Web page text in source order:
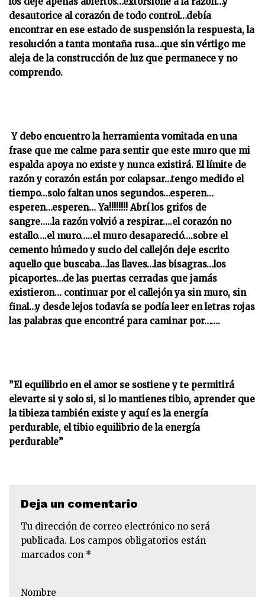
desautorice al corazón de todo control…debía
encontrar en ese estado de suspensión la respuesta, la
resolución a tanta montaña rusa…que sin vértigo me
aleja de la construcción de luz que permanece y no
comprendo.
Y debo encuentro la herramienta vomitada en una
frase que me calme para sentir que este muro que mi
espalda apoya no existe y nunca existirá. El límite de
razón y corazón están por colapsar…tengo medido el
tiempo…solo faltan unos segundos…esperen…
esperen…esperen… Ya!!!!!!!! Abrí los grifos de
sangre…..la razón volvió a respirar….el corazón no
estallo….el muro…..el muro desapareció….sobre el
cemento húmedo y sucio del callejón deje escrito
aquello que buscaba…las llaves…las bisagras…los
picaportes…de las puertas cerradas que jamás
existieron… continuar por el callejón ya sin muro, sin
final…y desde lejos todavía se podía leer en letras rojas
las palabras que encontré para caminar por…….
”El equilibrio en el amor se sostiene y te permitirá
elevarte si y solo si, si lo mantienes tibio, aprender que
la tibieza también existe y aquí es la energía
perdurable, el tibio equilibrio de la energía
perdurable”
Deja un comentario
Tu dirección de correo electrónico no será
publicada. Los campos obligatorios están
marcados con *
Nombre